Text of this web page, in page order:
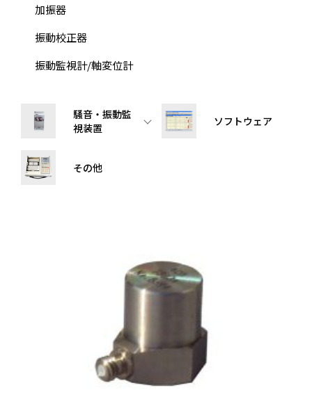
加振器
振動校正器
振動監視計/軸変位計
騒音・振動監
視装置
ソフトウェア
その他